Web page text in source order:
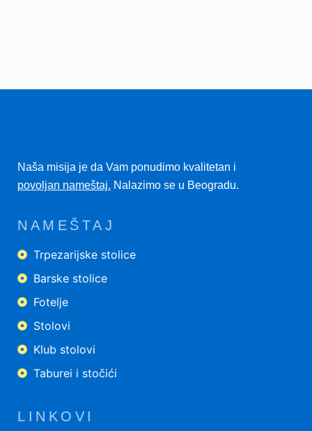
Naša misija je da Vam ponudimo kvalitetan i
povoljan nameštaj. Nalazimo se u Beogradu.
NAMEŠTAJ
Trpezarijske stolice
Barske stolice
Fotelje
Stolovi
Klub stolovi
Taburei i stočići
LINKOVI